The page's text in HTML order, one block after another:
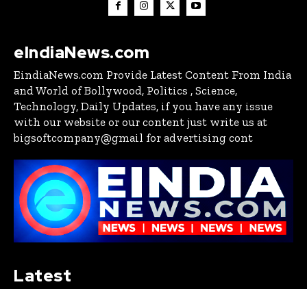
eIndiaNews.com
EindiaNews.com Provide Latest Content From India
and World of Bollywood, Politics , Science,
Technology, Daily Updates, if you have any issue
with our website or our content just write us at
bigsoftcompany@gmail for advertising cont
Latest